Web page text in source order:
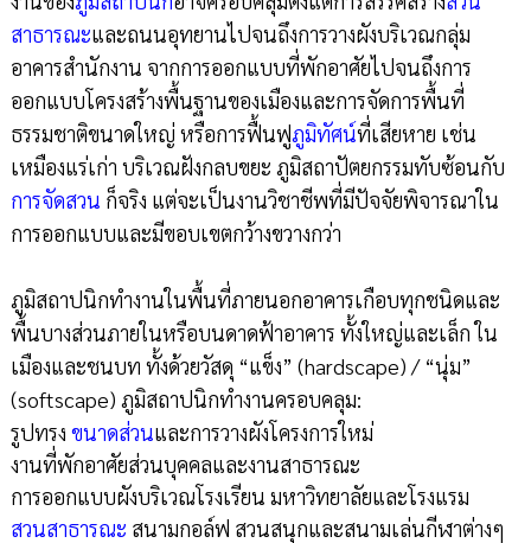
สาธารณะและถนนอุทยานไปจนถึงการวางผังบริเวณกลุ่ม
อาคารสำนักงาน จากการออกแบบที่พักอาศัยไปจนถึงการ
ออกแบบโครงสร้างพื้นฐานของเมืองและการจัดการพื้นที่
ธรรมชาติขนาดใหญ่ หรือการฟื้นฟูภูมิทัศน์ที่เสียหาย เช่น
เหมืองแร่เก่า บริเวณฝังกลบขยะ ภูมิสถาปัตยกรรมทับซ้อนกับ
การจัดสวน ก็จริง แต่จะเป็นงานวิชาชีพที่มีปัจจัยพิจารณาใน
การออกแบบและมีขอบเขตกว้างขวางกว่า
ภูมิสถาปนิกทำงานในพื้นที่ภายนอกอาคารเกือบทุกชนิดและ
พื้นบางส่วนภายในหรือบนดาดฟ้าอาคาร ทั้งใหญ่และเล็ก ใน
เมืองและชนบท ทั้งด้วยวัสดุ “แข็ง” (hardscape) / “นุ่ม”
(softscape) ภูมิสถาปนิกทำงานครอบคลุม:
รูปทรง ขนาดส่วนและการวางผังโครงการใหม่
งานที่พักอาศัยส่วนบุคคลและงานสาธารณะ
การออกแบบผังบริเวณโรงเรียน มหาวิทยาลัยและโรงแรม
สวนสาธารณะ สนามกอล์ฟ สวนสนุกและสนามเล่นกีฬาต่างๆ